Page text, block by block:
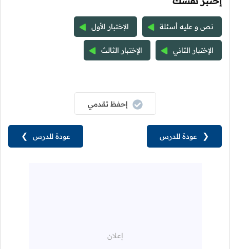
نص و عليه أسئلة الإختبار الأول
الإختبار الثاني الإختبار الثالث
عودة للدرس ❯
إحفظ تقدمي
❮ عودة للدرس